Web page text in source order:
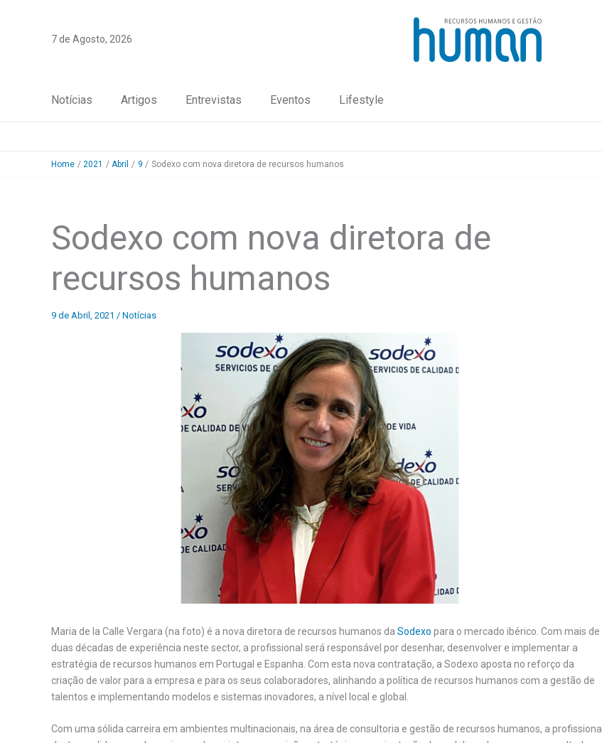
7 de Agosto, 2026
Notícias Artigos Entrevistas Eventos Lifestyle
Home 2021 Abril 9 Sodexo com nova diretora de recursos humanos
Sodexo com nova diretora de
recursos humanos
9 de Abril, 2021 / Notícias
Maria de la Calle Vergara (na foto) é a nova diretora de recursos humanos da Sodexo para o mercado ibérico. Com mais de
duas décadas de experiência neste sector, a profissional será responsável por desenhar, desenvolver e implementar a
estratégia de recursos humanos em Portugal e Espanha. Com esta nova contratação, a Sodexo aposta no reforço da
criação de valor para a empresa e para os seus colaboradores, alinhando a política de recursos humanos com a gestão de
talentos e implementando modelos e sistemas inovadores, a nível local e global.
Com uma sólida carreira em ambientes multinacionais, na área de consultoria e gestão de recursos humanos, a profissional